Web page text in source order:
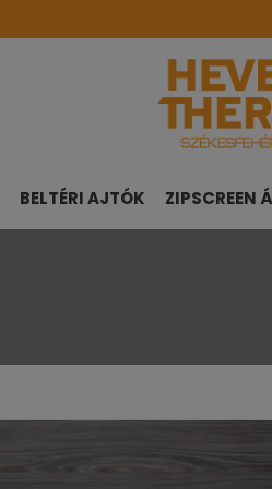
BELTÉRI AJTÓK ZIPSCREEN